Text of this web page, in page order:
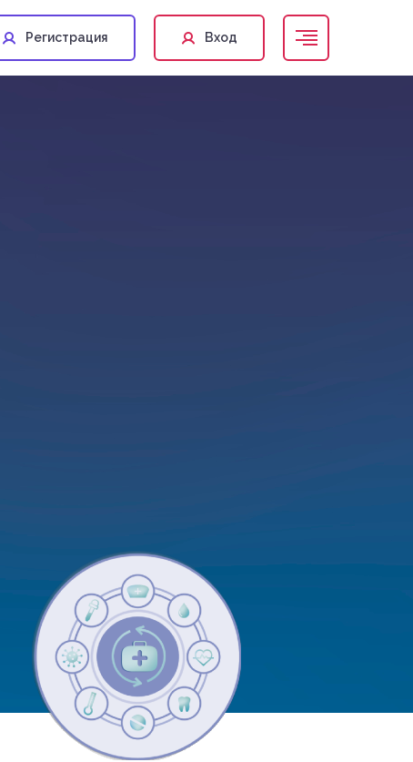
Регистрация Вход